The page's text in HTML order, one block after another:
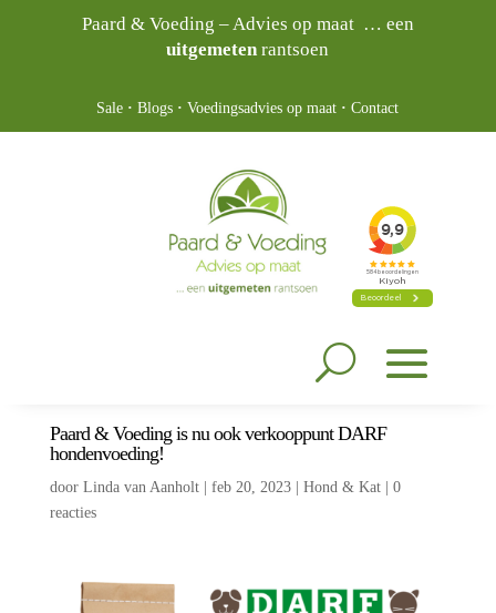
Paard & Voeding – Advies op maat … een
uitgemetenrantsoen
Sale ·Blogs ·Voedingsadvies op maat ·Contact
Paard & Voeding is nu ook verkooppunt DARF
hondenvoeding!
door Linda van Aanholt| feb 20, 2023| Hond & Kat| 0
reacties